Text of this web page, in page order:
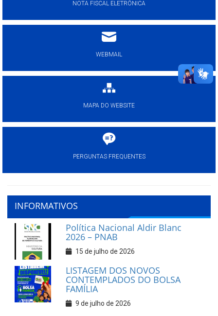
NOTA FISCAL ELETRÔNICA
WEBMAIL
MAPA DO WEBSITE
PERGUNTAS FREQUENTES
INFORMATIVOS
Política Nacional Aldir Blanc
2026 – PNAB
15 de julho de 2026
LISTAGEM DOS NOVOS
CONTEMPLADOS DO BOLSA
FAMÍLIA
9 de julho de 2026